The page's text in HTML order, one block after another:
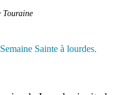
Touraine